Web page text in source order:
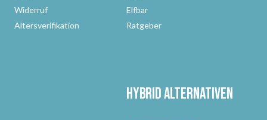
Widerruf
Altersverifikation
Elfbar
Ratgeber
Hybrid Alternativen